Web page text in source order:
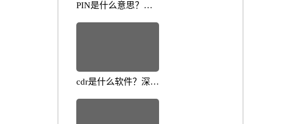
PIN是什么意思？揭
cdr是什么软件？深入